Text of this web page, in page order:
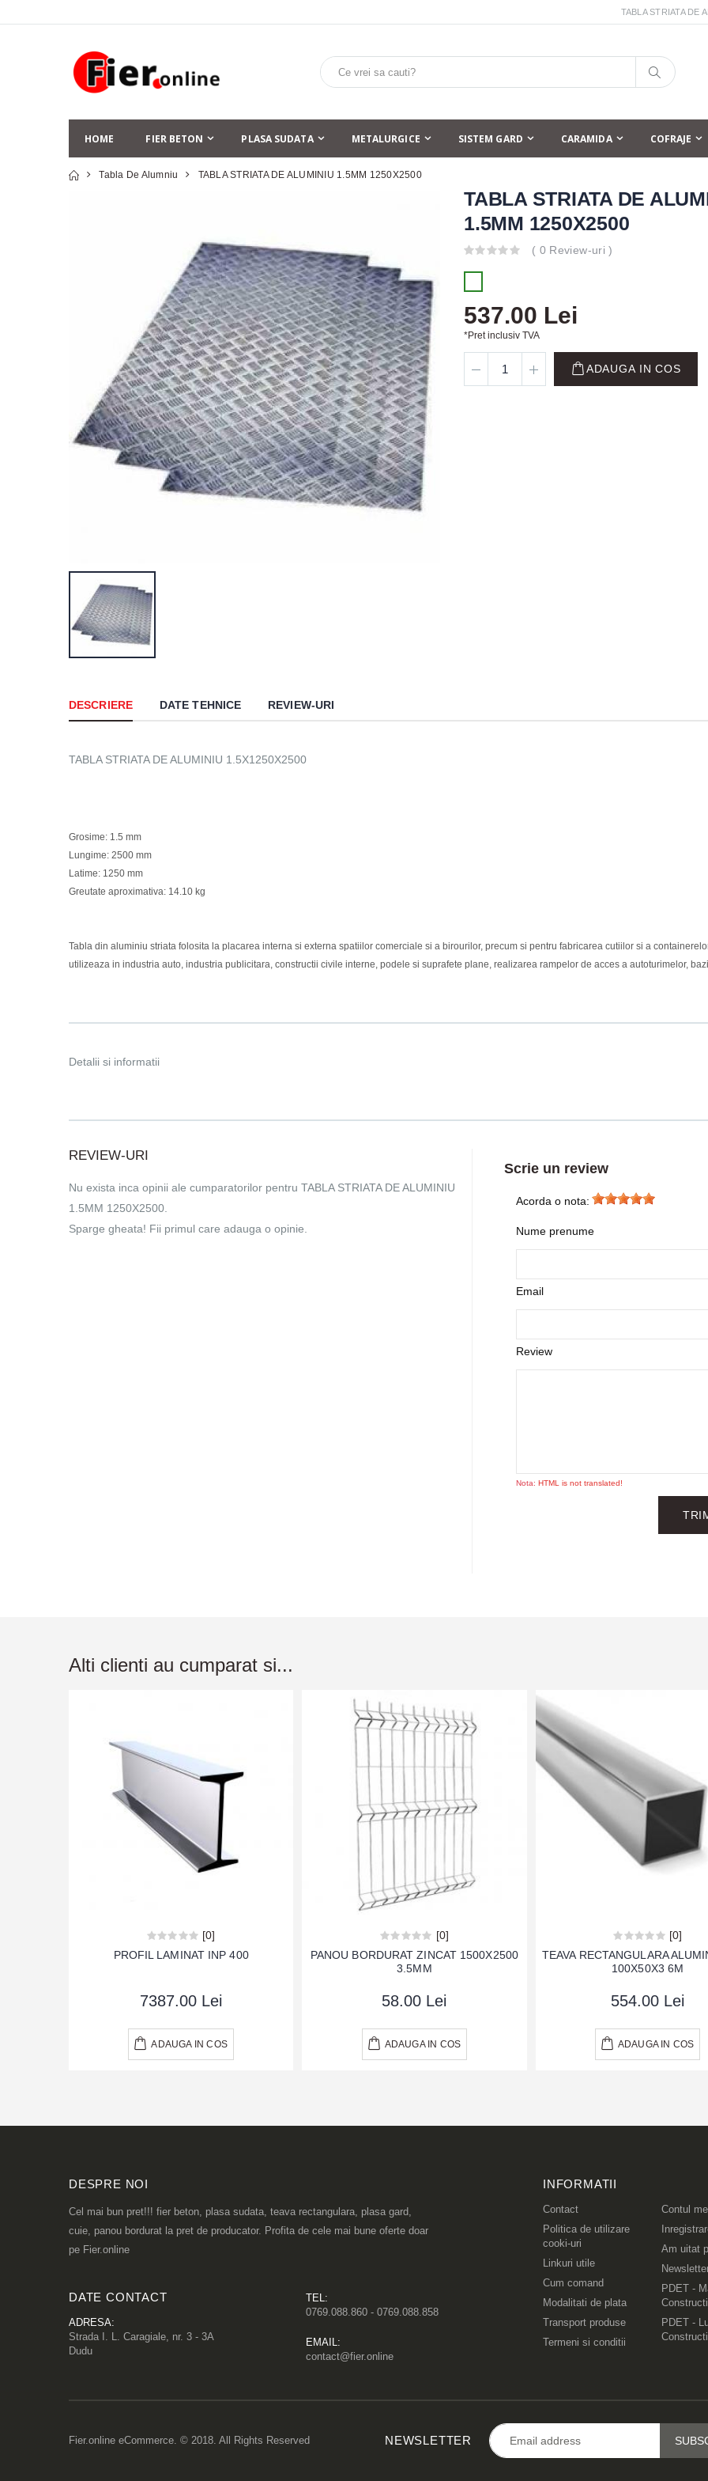
TABLA STRIATA DE
HOME FIER BETON PLASA SUDATA METALURGICE SISTEM GARD CARAMIDA COFRAJE
Tabla De Alumniu TABLA STRIATA DE ALUMINIU 1.5MM 1250X2500
TABLA STRIATA DE
1.5MM 1250X2500
( 0 Review-uri )
537.00 Lei
*Pret inclusiv TVA
ADAUGA IN COS
DESCRIERE DATE TEHNICE REVIEW-URI
TABLA STRIATA DE ALUMINIU 1.5X1250X2500
Grosime: 1.5 mm
Lungime: 2500 mm
Latime: 1250 mm
Greutate aproximativa: 14.10 kg
Tabla din aluminiu striata folosita la placarea interna si externa spatiilor comerciale si a birourilor, precum si pentru fabricarea cutiilor si a
utilizeaza in industria auto, industria publicitara, constructii civile interne, podele si suprafete plane, realizarea rampelor de acces a autoturimelor,
Detalii si informatii
REVIEW-URI
Nu exista inca opinii ale cumparatorilor pentru TABLA STRIATA DE ALUMINIU
1.5MM 1250X2500.
Sparge gheata! Fii primul care adauga o opinie.
Scrie un review
Acorda o nota:
Nume prenume
Email
Review
Nota: HTML is not translated!
Alti clienti au cumparat si...
[0]
PROFIL LAMINAT INP 400
7387.00 Lei
ADAUGA IN COS
[0]
PANOU BORDURAT ZINCAT 1500X2500
3.5MM
58.00 Lei
ADAUGA IN COS
[0]
TEAVA RECTANGULARA
100X50X3 6M
554.00 Lei
ADAUGA IN COS
DESPRE NOI
Cel mai bun pret!!! fier beton, plasa sudata, teava rectangulara, plasa gard,
cuie, panou bordurat la pret de producator. Profita de cele mai bune oferte doar
pe Fier.online
DATE CONTACT
ADRESA:
Strada I. L. Caragiale, nr. 3 - 3A
Dudu
TEL:
0769.088.860 - 0769.088.858
EMAIL:
contact@fier.online
INFORMATII
Contact
Politica de utilizare
cooki-uri
Linkuri utile
Cum comand
Modalitati de plata
Transport produse
Termeni si conditii
Contul
Am uitat
PDET -
PDET -
Fier.online eCommerce. © 2018. All Rights Reserved NEWSLETTER